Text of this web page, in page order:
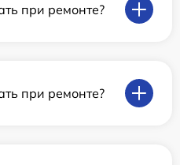
при ремонте?
при ремонте?